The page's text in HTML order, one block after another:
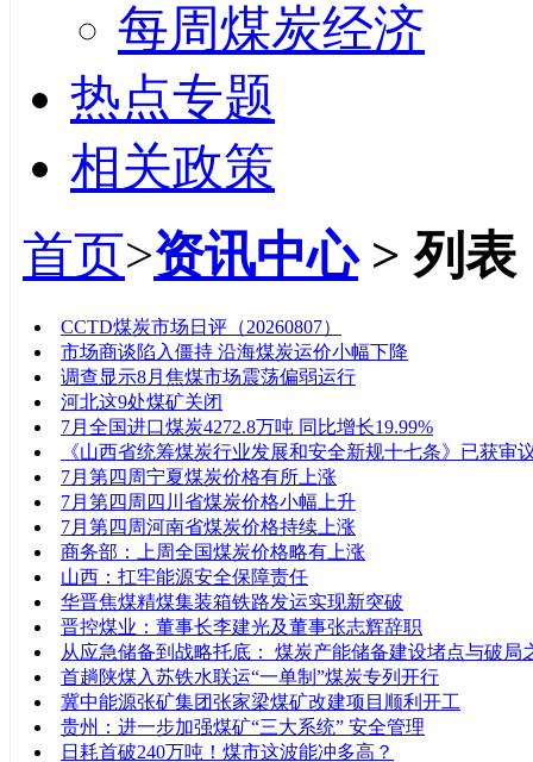
每周煤炭经济
热点专题
相关政策
首页>资讯中心> 列表
CCTD煤炭市场日评（20260807）
市场商谈陷入僵持 沿海煤炭运价小幅下降
调查显示8月焦煤市场震荡偏弱运行
河北这9处煤矿关闭
7月全国进口煤炭4272.8万吨 同比增长19.99%
《山西省统筹煤炭行业发展和安全新规十七条》已获审
7月第四周宁夏煤炭价格有所上涨
7月第四周四川省煤炭价格小幅上升
7月第四周河南省煤炭价格持续上涨
商务部：上周全国煤炭价格略有上涨
山西：扛牢能源安全保障责任
华晋焦煤精煤集装箱铁路发运实现新突破
晋控煤业：董事长李建光及董事张志辉辞职
从应急储备到战略托底： 煤炭产能储备建设堵点与破局
首趟陕煤入苏铁水联运“一单制”煤炭专列开行
冀中能源张矿集团张家梁煤矿改建项目顺利开工
贵州：进一步加强煤矿“三大系统” 安全管理
日耗首破240万吨！煤市这波能冲多高？